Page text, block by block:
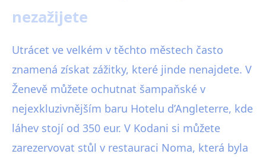
nezažijete
Utrácet ve velkém v těchto městech často
znamená získat zážitky, které jinde nenajdete. V
Ženevě můžete ochutnat šampaňské v
nejexkluzivnějším baru Hotelu d’Angleterre, kde
láhev stojí od 350 eur. V Kodani si můžete
zarezervovat stůl v restauraci Noma, která byla